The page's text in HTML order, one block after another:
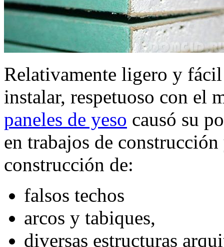
Relativamente ligero y
instalar, respetuoso con el
paneles de yeso causó su
en trabajos de
construcción de:
falsos techos
arcos y tabiques,
diversas estructuras